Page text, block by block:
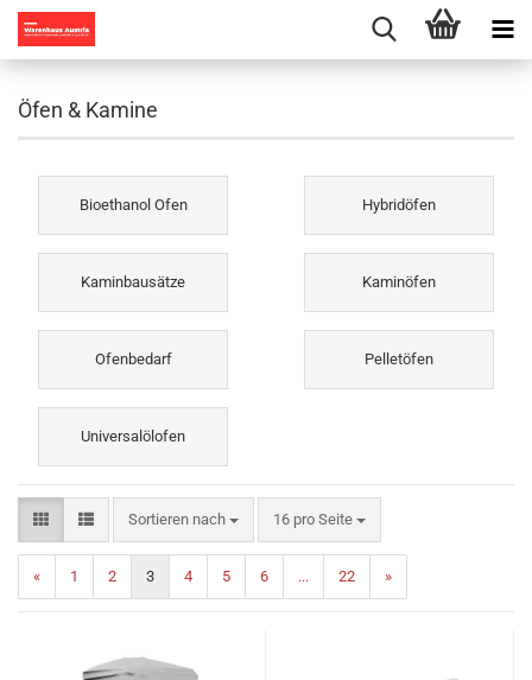
Öfen & Kamine
Bioethanol Ofen Hybridöfen
Kaminbausätze Kaminöfen
Ofenbedarf Pelletöfen
Universalölofen
Sortieren nach
Sortieren nach 16 pro Seite
pro Seite
« 1 2 3 4 5 6 ... 22 »